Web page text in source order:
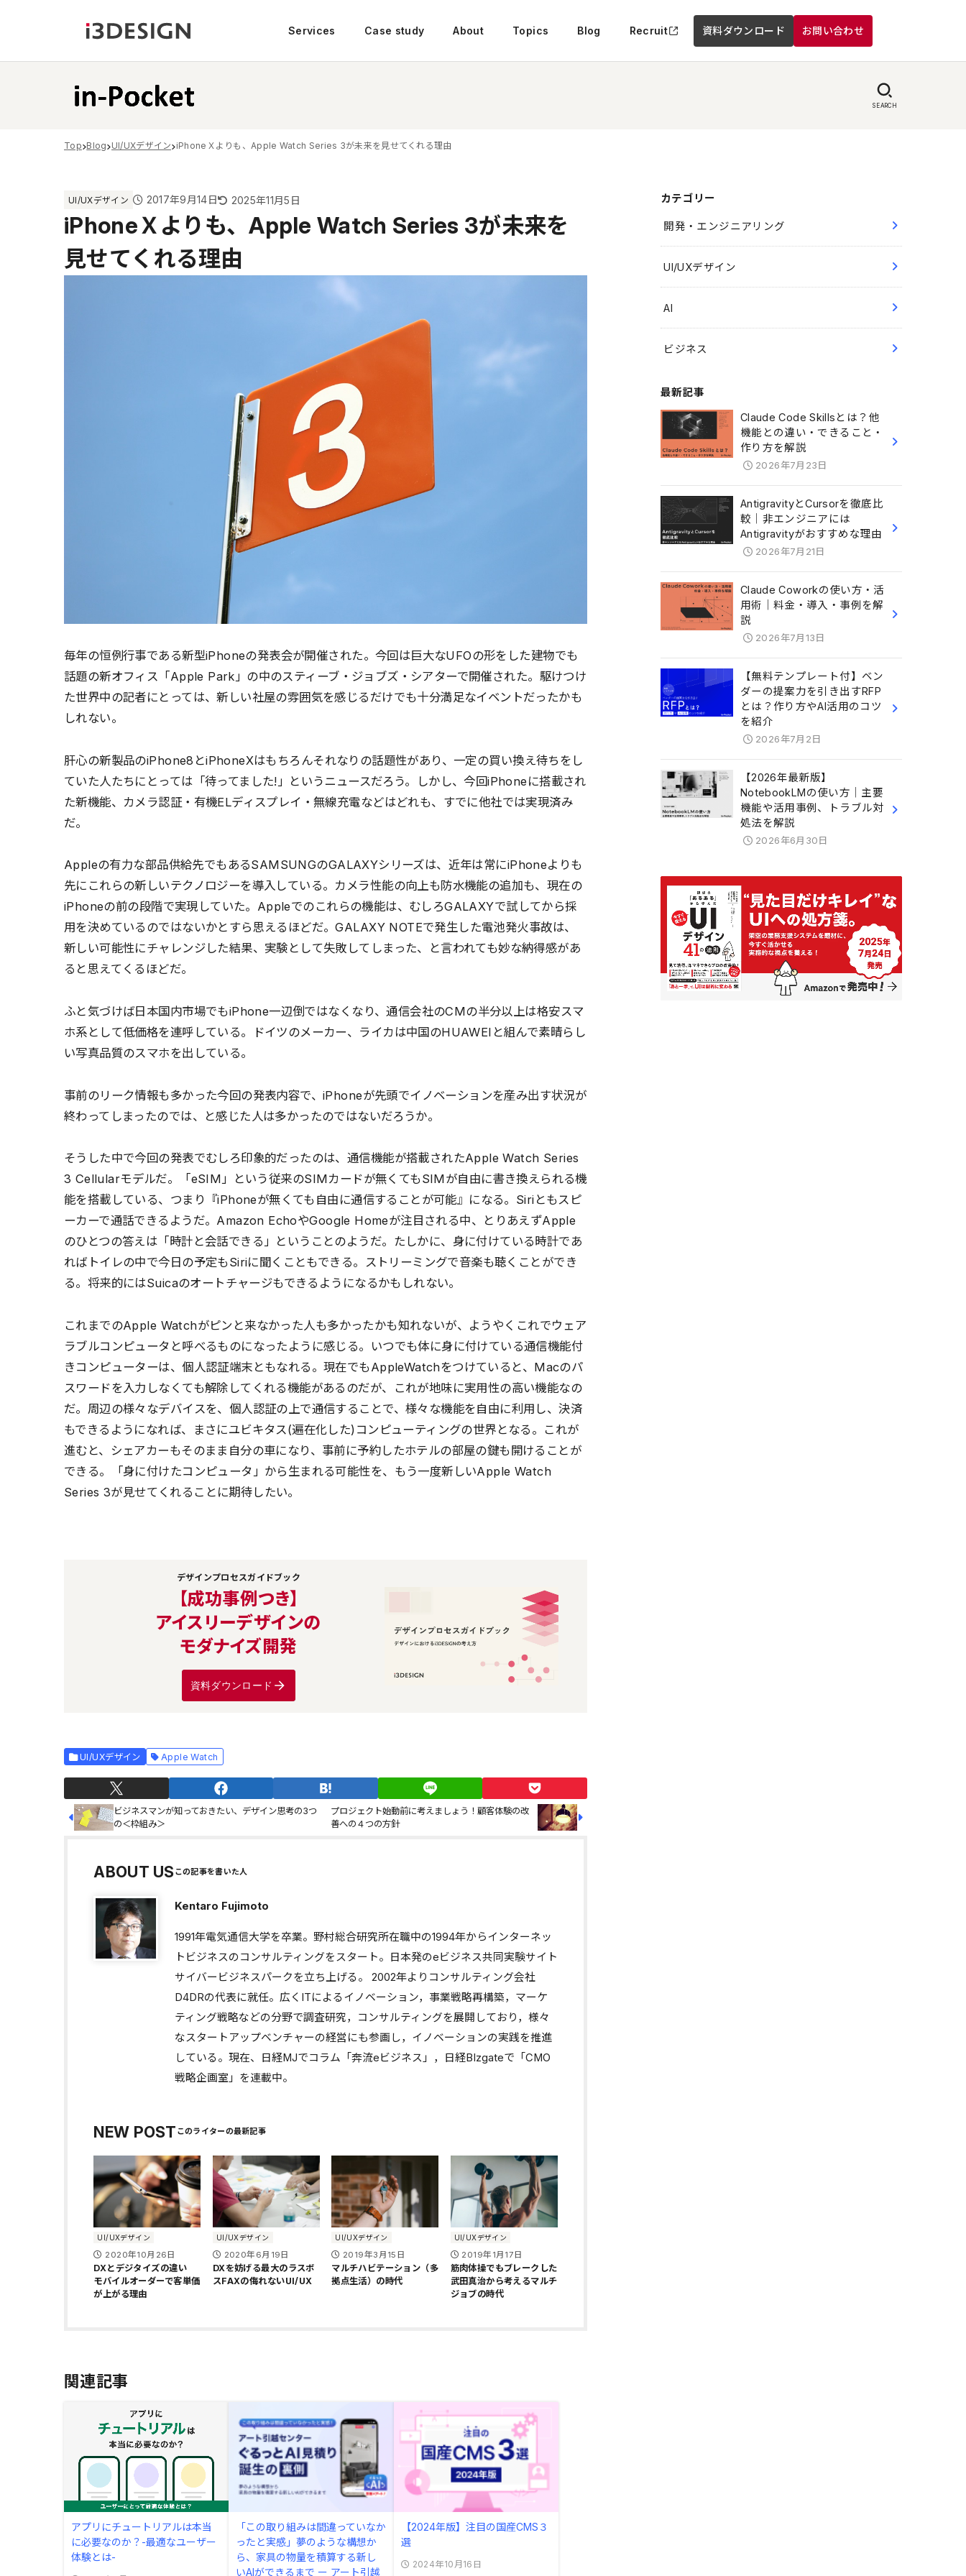
Services Case study About Topics Blog Recruit 資料ダウンロード お問い合わせ
SEARCH
Top Blog UI/UXデザイン iPhoneＸよりも、Apple Watch Series 3が未来を見せてくれる理由
UI/UXデザイン 2017年9月14日 2025年11月5日
iPhoneＸよりも、Apple Watch Series 3が未来を
見せてくれる理由
毎年の恒例行事である新型iPhoneの発表会が開催された。今回は巨大なUFOの形をした建物でも
話題の新オフィス「Apple Park」の中のスティーブ・ジョブズ・シアターで開催された。駆けつけ
た世界中の記者にとっては、新しい社屋の雰囲気を感じるだけでも十分満足なイベントだったかも
しれない。
肝心の新製品のiPhone8とiPhoneXはもちろんそれなりの話題性があり、一定の買い換え待ちをし
ていた人たちにとっては「待ってました!」というニュースだろう。しかし、今回iPhoneに搭載され
た新機能、カメラ認証・有機ELディスプレイ・無線充電などはどれも、すでに他社では実現済み
だ。
Appleの有力な部品供給先でもあるSAMSUNGのGALAXYシリーズは、近年は常にiPhoneよりも
先にこれらの新しいテクノロジーを導入している。カメラ性能の向上も防水機能の追加も、現在の
iPhoneの前の段階で実現していた。Appleでのこれらの機能は、むしろGALAXYで試してから採
用を決めているのではないかとすら思えるほどだ。GALAXY NOTEで発生した電池発火事故は、
新しい可能性にチャレンジした結果、実験として失敗してしまった、と言われても妙な納得感があ
ると思えてくるほどだ。
ふと気づけば日本国内市場でもiPhone一辺倒ではなくなり、通信会社のCMの半分以上は格安スマ
ホ系として低価格を連呼している。ドイツのメーカー、ライカは中国のHUAWEIと組んで素晴らし
い写真品質のスマホを出している。
事前のリーク情報も多かった今回の発表内容で、iPhoneが先頭でイノベーションを産み出す状況が
終わってしまったのでは、と感じた人は多かったのではないだろうか。
そうした中で今回の発表でむしろ印象的だったのは、通信機能が搭載されたApple Watch Series
3 Cellularモデルだ。「eSIM」という従来のSIMカードが無くてもSIMが自由に書き換えられる機
能を搭載している、つまり『iPhoneが無くても自由に通信することが可能』になる。Siriともスピ
ーカーで通話できるようだ。Amazon EchoやGoogle Homeが注目される中、とりあえずApple
のひとつの答えは「時計と会話できる」ということのようだ。たしかに、身に付けている時計であ
ればトイレの中で今日の予定もSiriに聞くこともできる。ストリーミングで音楽も聴くことができ
る。将来的にはSuicaのオートチャージもできるようになるかもしれない。
これまでのApple Watchがピンと来なかった人も多かったかも知れないが、ようやくこれでウェア
ラブルコンピュータと呼べるものになったように感じる。いつでも体に身に付けている通信機能付
きコンピューターは、個人認証端末ともなれる。現在でもAppleWatchをつけていると、Macのパ
スワードを入力しなくても解除してくれる機能があるのだが、これが地味に実用性の高い機能なの
だ。周辺の様々なデバイスを、個人認証の上で通信することで、様々な機能を自由に利用し、決済
もできるようになれば、まさにユビキタス(遍在化した)コンピューティングの世界となる。これが
進むと、シェアカーもそのまま自分の車になり、事前に予約したホテルの部屋の鍵も開けることが
できる。「身に付けたコンピュータ」から生まれる可能性を、もう一度新しいApple Watch
Series 3が見せてくれることに期待したい。
デザインプロセスガイドブック
【成功事例つき】
アイスリーデザインの
モダナイズ開発
資料ダウンロード
UI/UXデザイン Apple Watch
ビジネスマンが知っておきたい、デザイン思考の3つ
の＜枠組み＞
プロジェクト始動前に考えましょう！顧客体験の改
善への４つの方針
ABOUT US
Kentaro Fujimoto
1991年電気通信大学を卒業。野村総合研究所在職中の1994年からインターネッ
トビジネスのコンサルティングをスタート。日本発のeビジネス共同実験サイト
サイバービジネスパークを立ち上げる。 2002年よりコンサルティング会社
D4DRの代表に就任。広くITによるイノベーション，事業戦略再構築，マーケ
ティング戦略などの分野で調査研究，コンサルティングを展開しており，様々
なスタートアップベンチャーの経営にも参画し，イノベーションの実践を推進
している。現在、日経MJでコラム「奔流eビジネス」，日経BIzgateで「CMO
戦略企画室」を連載中。
NEW POST
UI/UXデザイン
2020年10月26日
DXとデジタイズの違い
モバイルオーダーで客単価
が上がる理由
UI/UXデザイン
2020年6月19日
DXを妨げる最大のラスボ
スFAXの侮れないUI/UX
UI/UXデザイン
2019年3月15日
マルチハビテーション（多
拠点生活）の時代
UI/UXデザイン
2019年1月17日
筋肉体操でもブレークした
武田真治から考えるマルチ
ジョブの時代
関連記事
アプリにチュートリアルは本当
に必要なのか？-最適なユーザー
体験とは-
「この取り組みは間違っていなか
ったと実感」夢のような構想か
ら、家具の物量を積算する新し
いAIができるまで ー アート引越
【2024年版】注目の国産CMS３
選
2024年10月16日
カテゴリー
開発・エンジニアリング
UI/UXデザイン
AI
ビジネス
最新記事
Claude Code Skillsとは？他
機能との違い・できること・
作り方を解説
2026年7月23日
AntigravityとCursorを徹底比
較｜非エンジニアには
Antigravityがおすすめな理由
2026年7月21日
Claude Coworkの使い方・活
用術｜料金・導入・事例を解
説
2026年7月13日
【無料テンプレート付】ベン
ダーの提案力を引き出すRFP
とは？作り方やAI活用のコツ
を紹介
2026年7月2日
【2026年最新版】
NotebookLMの使い方｜主要
機能や活用事例、トラブル対
処法を解説
2026年6月30日